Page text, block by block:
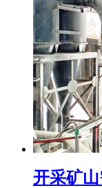
开采矿